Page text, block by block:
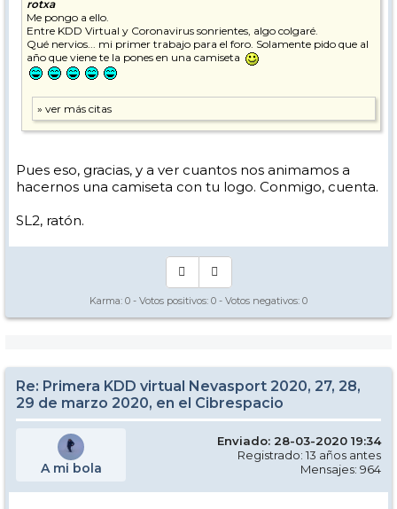
46. Astiago
47. Lokka07
48. Marcrama
49, 50 Mircar (Mireia+Carlos)
51, tamy
52.- Miguel-vcl
54.- Jesús-JRR
55.- Concha- JRR
56.- Sergio 007
59.- Fischerski
60.- iblasi
61- yomismoymimecanismo
rotxa
Me pongo a ello.
Entre KDD Virtual y Coronavirus sonrientes, algo colgaré.
Qué nervios... mi primer trabajo para el foro. Solamente pido que al
año que viene te la pones en una camiseta
Pues eso, gracias, y a ver cuantos nos animamos a
hacernos una camiseta con tu logo. Conmigo, cuenta.
SL2, ratón.
Karma: 0 - Votos positivos: 0 - Votos negativos: 0
Re: Primera KDD virtual Nevasport 2020, 27, 28,
29 de marzo 2020, en el Cibrespacio
A mi bola
Enviado: 28-03-2020 19:34
Registrado: 13 años antes
Mensajes: 964